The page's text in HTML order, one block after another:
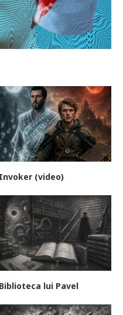
Invoker (video)
Biblioteca lui Pavel